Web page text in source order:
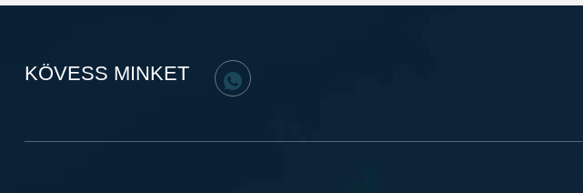
KÖVESS MINKET